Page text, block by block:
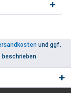
und ggf.
beschrieben